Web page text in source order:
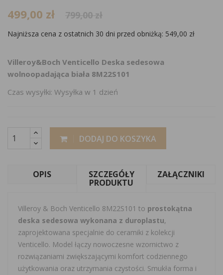
499,00 zł
799,00 zł
Najniższa cena z ostatnich 30 dni przed obniżką: 549,00 zł
Villeroy&Boch Venticello Deska sedesowa
wolnoopadająca biała 8M22S101
Czas wysyłki: Wysyłka w 1 dzień
DODAJ DO KOSZYKA
OPIS SZCZEGÓŁY
PRODUKTU
ZAŁĄCZNIKI
Villeroy & Boch Venticello 8M22S101 to prostokątna
deska sedesowa wykonana z duroplastu,
zaprojektowana specjalnie do ceramiki z kolekcji
Venticello. Model łączy nowoczesne wzornictwo z
rozwiązaniami zwiększającymi komfort codziennego
użytkowania oraz utrzymania czystości. Smukła forma i